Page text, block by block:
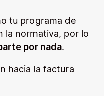
tu programa de
la normativa, por lo
por nada.
hacia la factura